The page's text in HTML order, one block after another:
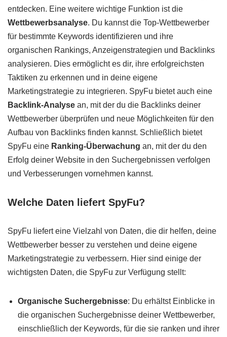
entdecken. Eine weitere wichtige Funktion ist die
Wettbewerbsanalyse. Du kannst die Top-Wettbewerber
für bestimmte Keywords identifizieren und ihre
organischen Rankings, Anzeigenstrategien und Backlinks
analysieren. Dies ermöglicht es dir, ihre erfolgreichsten
Taktiken zu erkennen und in deine eigene
Marketingstrategie zu integrieren. SpyFu bietet auch eine
Backlink-Analyse an, mit der du die Backlinks deiner
Wettbewerber überprüfen und neue Möglichkeiten für den
Aufbau von Backlinks finden kannst. Schließlich bietet
SpyFu eine Ranking-Überwachung an, mit der du den
Erfolg deiner Website in den Suchergebnissen verfolgen
und Verbesserungen vornehmen kannst.
Welche Daten liefert SpyFu?
SpyFu liefert eine Vielzahl von Daten, die dir helfen, deine
Wettbewerber besser zu verstehen und deine eigene
Marketingstrategie zu verbessern. Hier sind einige der
wichtigsten Daten, die SpyFu zur Verfügung stellt:
Organische Suchergebnisse: Du erhältst Einblicke in
die organischen Suchergebnisse deiner Wettbewerber,
einschließlich der Keywords, für die sie ranken und ihrer